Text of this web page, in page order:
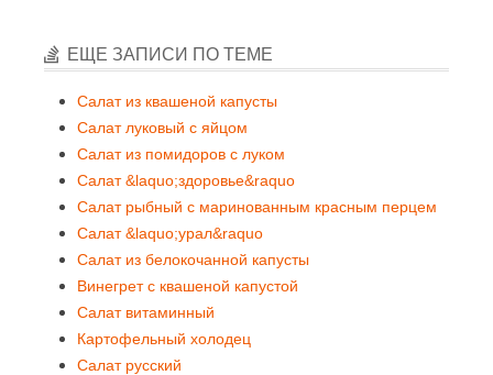
ЕЩЕ ЗАПИСИ ПО ТЕМЕ
Салат из квашеной капусты
Салат луковый с яйцом
Салат из помидоров с луком
Салат &laquo;здоровье&raquo
Салат рыбный с маринованным красным перцем
Салат &laquo;урал&raquo
Салат из белокочанной капусты
Винегрет с квашеной капустой
Салат витаминный
Картофельный холодец
Салат русский